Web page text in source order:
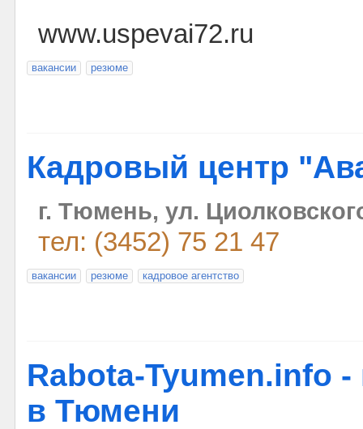
www.uspevai72.ru
вакансии резюме
Кадровый центр
г. Тюмень, ул.
тел: (3452) 75 21 47
вакансии резюме кадровое агентство
Rabota-Tyumen.info -
в Тюмени